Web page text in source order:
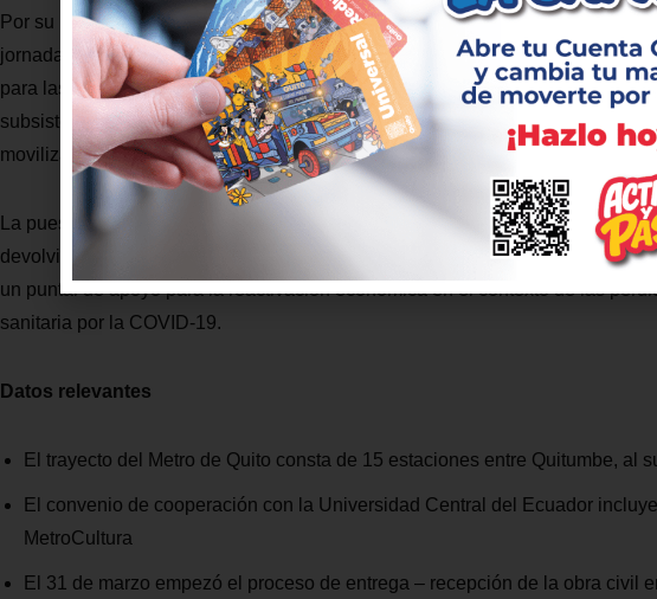
Por su parte, Mónica Cano, artesana que trabaja en el parque de El Ejido,
jornadas de capacitación para que su negocio pueda fortalecerse con nuevas
para las pulseras y duendes que crea con sus manos. Así podrá atender a los
subsistema del Metro de Quito empiece a mover a lo largo de la ciudad y
movilización para los comerciantes.
La puesta en marcha del Metro de Quito implica una transformación para la
devolviendo a la ciudadanía tiempo de transporte lo que se refleja en una
un puntal de apoyo para la reactivación económica en el contexto de las
sanitaria por la COVID-19.
Datos relevantes
El trayecto del Metro de Quito consta de 15 estaciones entre Quitumbe, al
El convenio de cooperación con la Universidad Central del Ecuador
MetroCultura
El 31 de marzo empezó el proceso de entrega – recepción de la obra civil